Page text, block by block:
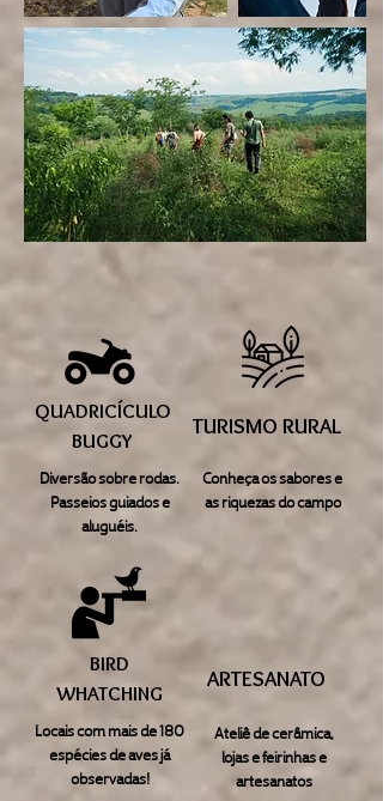
QUADRICÍCULO
BUGGY
TURISMO RURAL
Diversão sobre rodas.
Passeios guiados e
aluguéis.
Conheça os sabores e
as riquezas do campo
BIRD
WHATCHING
ARTESANATO
Ateliê de cerâmica,
lojas e feirinhas e
artesanatos
Locais com mais de 180
espécies de aves já
observadas!